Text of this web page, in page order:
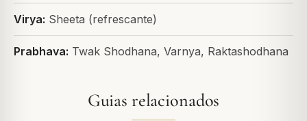
Virya: Sheeta (refrescante)
Prabhava: Twak Shodhana, Varnya, Raktashodhana
Guias relacionados